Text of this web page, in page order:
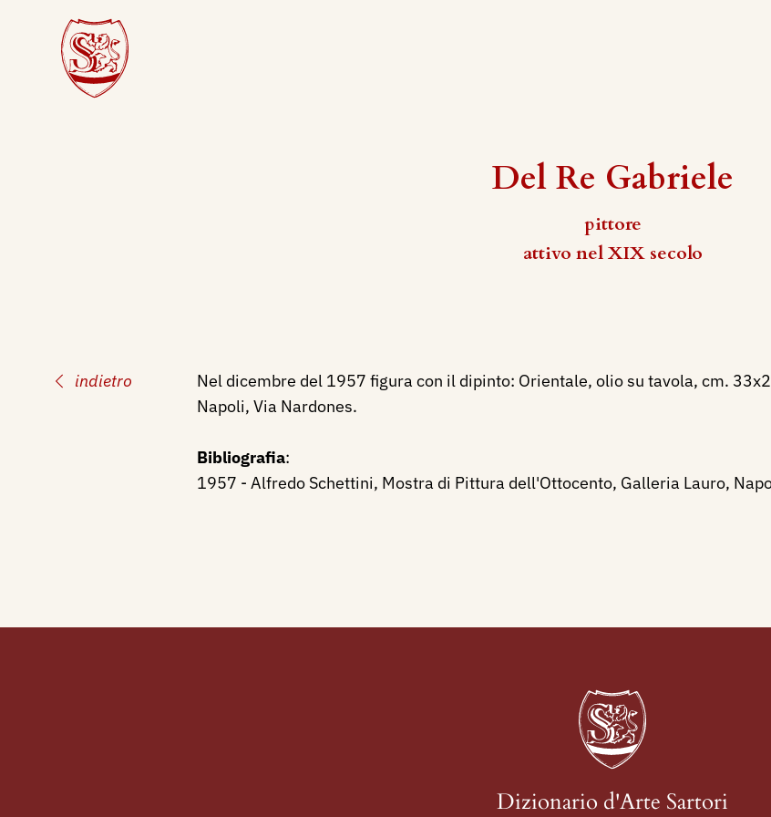
Del Re Gabriele
pittore
attivo nel XIX secolo
indietro
Nel dicembre del 1957 figura con il dipinto: Orientale, olio su tavola, cm.
Napoli, Via Nardones.
Bibliografia:
1957 - Alfredo Schettini, Mostra di Pittura dell'Ottocento, Galleria Lauro,
Dizionario d'Arte Sartori